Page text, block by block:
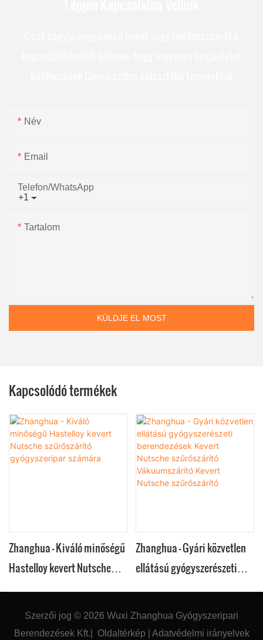
Név
Email
+1
Telefon/WhatsApp
Tartalom
KÜLDJE EL MOST
Kapcsolódó termékek
Zhanghua - Kiváló minőségű
Hastelloy kevert Nutsche
Zhanghua - Gyári közvetlen
ellátású gyógyszerészeti
Nutsche szűrőszárító
Vákuumszárító Kevert
Szerzői jog © 2026 Wuxi Zhanghua Gyógyszeripari
Berendezések Kft.
Oldaltérkép Adatvédelmi irányelvek